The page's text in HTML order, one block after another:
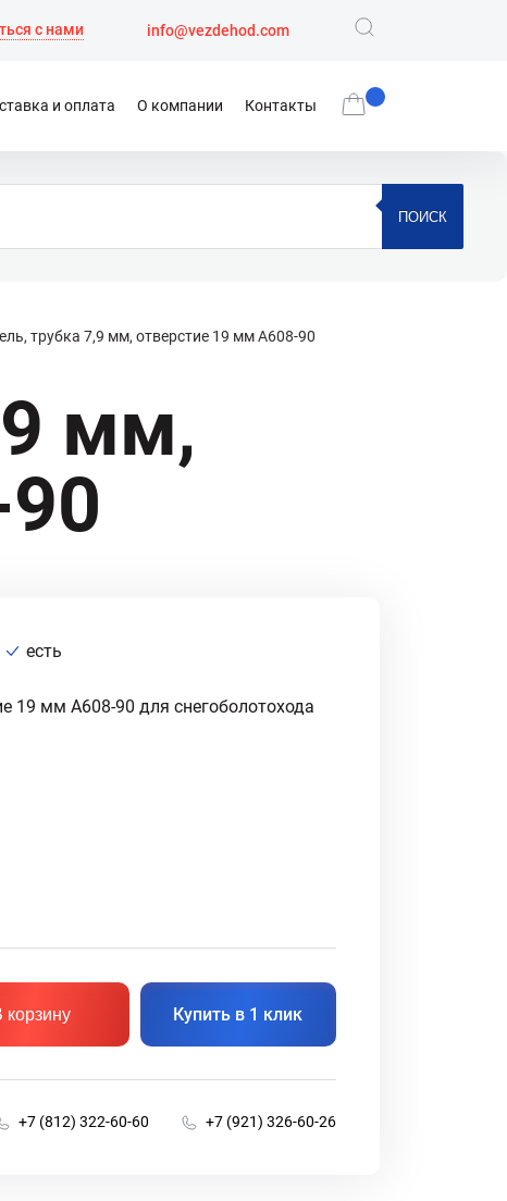
с нами info@vezdehod.com
и оплата О компании Контакты
ПОИСК
трубка 7,9 мм, отверстие 19 мм A608-90
мм,
есть
19 мм A608-90 для снегоболотохода
корзину Купить в 1 клик
+7 (812) 322-60-60 +7 (921) 326-60-26